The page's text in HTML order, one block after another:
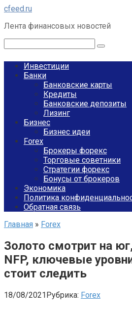
Перейти
контенту
cfeed.ru
Лента финансовых новостей
Инвестиции
Банки
Банковские карты
Кредиты
Банковские депозиты
Лизинг
Бизнес
Бизнес идеи
Forex
Брокеры форекс
Торговые советники
Стратегии форекс
Бонусы от брокеров
Экономика
Политика
Обратная связь
Главная » Forex
Золото смотрит на
NFP, ключевые
стоит следить
18/08/2021Рубрика: Forex